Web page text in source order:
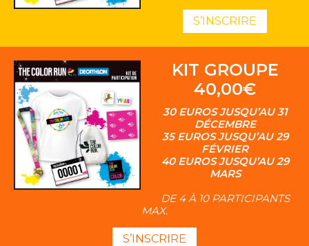
S’INSCRIRE
KIT GROUPE
40,00€
30 EUROS JUSQU’AU 31
DÉCEMBRE
35 EUROS JUSQU’AU 29
FÉVRIER
40 EUROS JUSQU’AU 29
MARS
DE 4 À 10 PARTICIPANTS
MAX.
S’INSCRIRE